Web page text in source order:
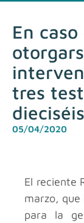
En
tres
05/04/2020
El reciente
marzo, que
para la